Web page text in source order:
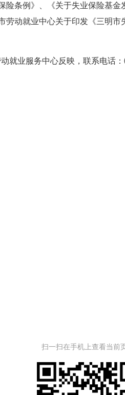
例》、《关于失业保险基金
动就业中心关于印发《三明
业服务中心反映，联系电话：
扫一扫在手机上查看当前